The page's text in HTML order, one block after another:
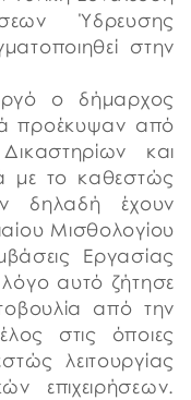
Ύδρευσης
στην
ο δήμαρχος
προέκυψαν από
και
με το καθεστώς
δηλαδή έχουν
Μισθολογίου
Εργασίας
αυτό ζήτησε
από την
στις όποιες
λειτουργίας
επιχειρήσεων.